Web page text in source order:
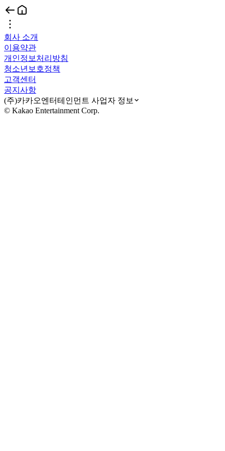
회사 소개
이용약관
개인정보처리방침
청소년보호정책
고객센터
공지사항
(주)카카오엔터테인먼트 사업자 정보
© Kakao Entertainment Corp.